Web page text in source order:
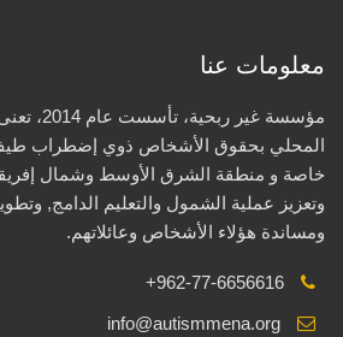
معلومات عنا
مؤسسة غير
المحلي بحقوق الأشخاص ذوي إضطراب طيف
خاصة و منطقة الشرق الأوسط وشمال
وتعزيز عملية الشمول والتعليم الدامج, وتطوير
ومساندة هؤلاء الأشخاص وعائلاتهم.
+962-77-6656616
info@autismmena.org